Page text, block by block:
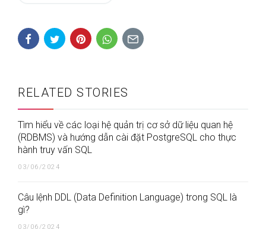
RELATED STORIES
Tìm hiểu về các loại hệ quản trị cơ sở dữ liệu quan hệ
(RDBMS) và hướng dẫn cài đặt PostgreSQL cho thực
hành truy vấn SQL
03/06/2024
Câu lệnh DDL (Data Definition Language) trong SQL là
gì?
03/06/2024